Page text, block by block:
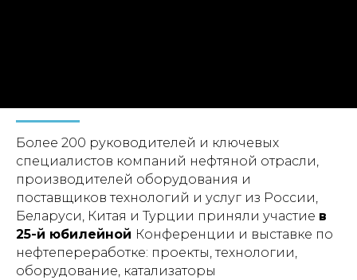
Более 200 руководителей и ключевых
специалистов компаний нефтяной отрасли,
производителей оборудования и
поставщиков технологий и услуг из России,
Беларуси, Китая и Турции приняли участие в
25-й юбилейной Конференции и выставке по
нефтепереработке: проекты, технологии,
оборудование, катализаторы